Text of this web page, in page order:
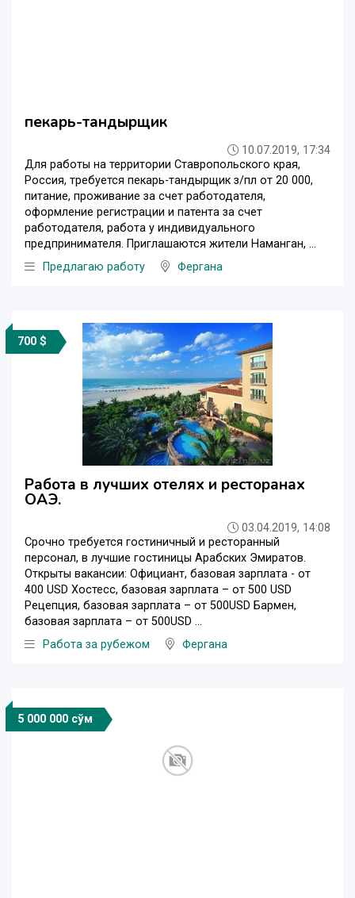
пекарь-тандырщик
10.07.2019, 17:34
Для работы на территории Ставропольского края,
Россия, требуется пекарь-тандырщик з/пл от 20 000,
питание, проживание за счет работодателя,
оформление регистрации и патента за счет
работодателя, работа у индивидуального
предпринимателя. Приглашаются жители Наманган, ...
Предлагаю работу
Фергана
700 $
Работа в лучших отелях и ресторанах
ОАЭ.
03.04.2019, 14:08
Срочно требуется гостиничный и ресторанный
персонал, в лучшие гостиницы Арабских Эмиратов.
Открыты вакансии: Официант, базовая зарплата - от
400 USD Хостесс, базовая зарплата – от 500 USD
Рецепция, базовая зарплата – от 500USD Бармен,
базовая зарплата – от 500USD ...
Работа за рубежом
Фергана
5 000 000 сўм